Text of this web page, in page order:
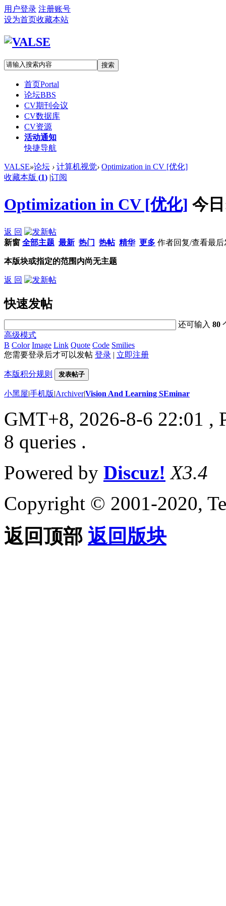
用户登录 注册账号
设为首页收藏本站
搜索
首页Portal
论坛BBS
CV期刊会议
CV数据库
CV资源
活动通知
快捷导航
VALSE»论坛 › 计算机视觉› Optimization in CV [优化]
收藏本版 (1) |订阅
Optimization in CV [优化] 今
返 回
新窗 全部主题 最新 热门 热帖 精华 更多 作者回复/查看最后
本版块或指定的范围内尚无主题
返 回
快速发帖
还可输入80
高级模式
B Color Image Link Quote Code Smilies
您需要登录后才可以发帖 登录 | 立即注册
本版积分规则 发表帖子
小黑屋|手机版|Archiver|Vision And Learning SEminar
GMT+8, 2026-8-6 22:01 ,
8 queries .
Powered by Discuz! X3.4
Copyright © 2001-2020,
返回顶部 返回版块